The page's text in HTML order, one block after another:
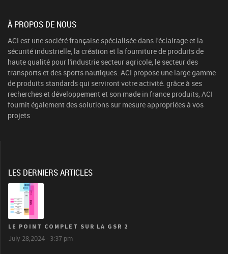
À PROPOS DE NOUS
ACI est une société française spécialisée dans l'éclairage et la
sécurité industrielle, la création et la fourniture de produits de
haute qualité pour l'industrie secteur agricole, le secteur des
transports et des sports nautiques. ACI propose une large gamme
de produits standards qui serviront votre activité. grâce à ses
recherches et développement et son made in france produits, ACI
fournit également des solutions sur mesure appropriées à vos
projets
LES DERNIERS ARTICLES
LE POINT COMPLET SUR LA GSR 2
July 28,2024 - 3:37 pm